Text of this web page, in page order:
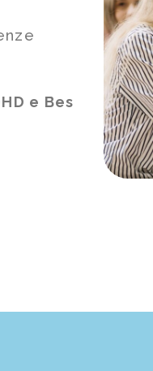
e Bes